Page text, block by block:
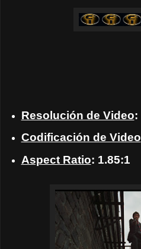
Resolución de Video:
Codificación de Video
Aspect Ratio: 1.85:1